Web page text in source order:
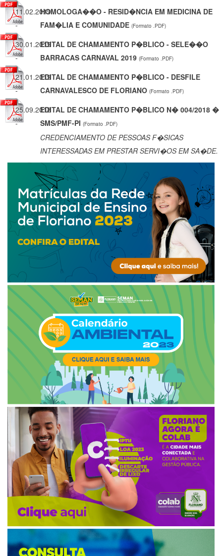
11.02.2019
-
HOMOLOGA��O - RESID�NCIA EM MEDICINA DE
FAM�LIA E COMUNIDADE (Formato .PDF)
30.01.2019
-
EDITAL DE CHAMAMENTO P�BLICO - SELE��O
BARRACAS CARNAVAL 2019 (Formato .PDF)
21.01.2019
-
EDITAL DE CHAMAMENTO P�BLICO - DESFILE
CARNAVALESCO DE FLORIANO (Formato .PDF)
25.09.2018
-
EDITAL DE CHAMAMENTO P�BLICO N� 004/2018 �
SMS/PMF-PI (Formato .PDF)
CREDENCIAMENTO DE PESSOAS F�SICAS
INTERESSADAS EM PRESTAR SERVI�OS EM SA�DE.